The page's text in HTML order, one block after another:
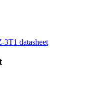
datasheet